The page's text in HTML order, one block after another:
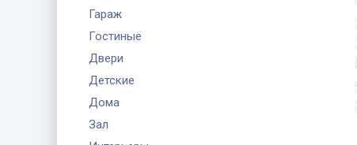
Гараж
Гостиные
Двери
Детские
Дома
Зал